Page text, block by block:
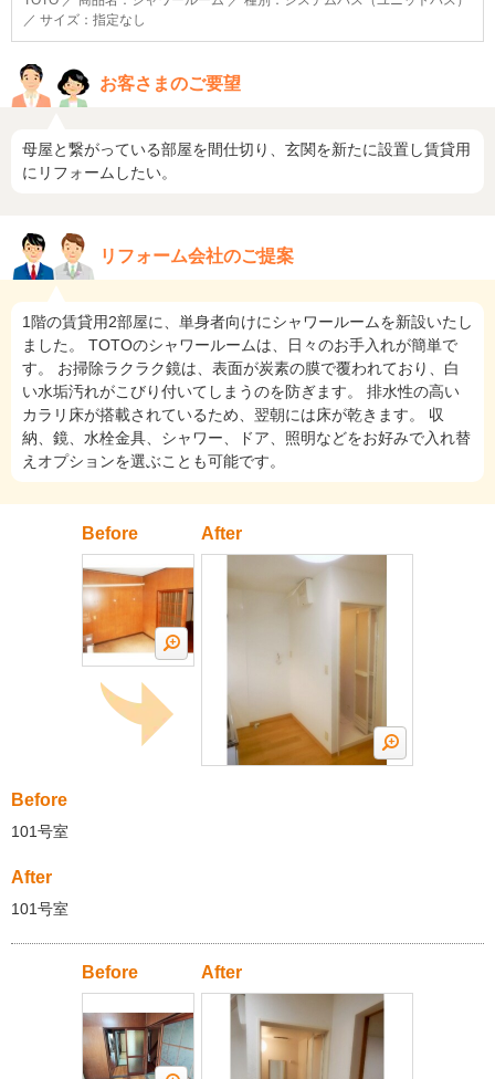
／ サイズ：指定なし
お客さまのご要望
母屋と繋がっている部屋を間仕切り、玄関を新たに設置し賃貸用
にリフォームしたい。
リフォーム会社のご提案
1階の賃貸用2部屋に、単身者向けにシャワールームを新設いたし
ました。 TOTOのシャワールームは、日々のお手入れが簡単で
す。 お掃除ラクラク鏡は、表面が炭素の膜で覆われており、白
い水垢汚れがこびり付いてしまうのを防ぎます。 排水性の高い
カラリ床が搭載されているため、翌朝には床が乾きます。 収
納、鏡、水栓金具、シャワー、ドア、照明などをお好みで入れ替
えオプションを選ぶことも可能です。
Before After
Before
101号室
After
101号室
Before After